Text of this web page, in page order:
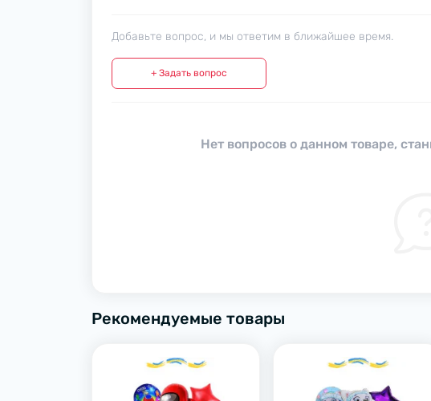
Добавьте вопрос, и мы ответим в ближайшее время.
+ Задать вопрос
Нет вопросов о данном товаре,
Рекомендуемые товары